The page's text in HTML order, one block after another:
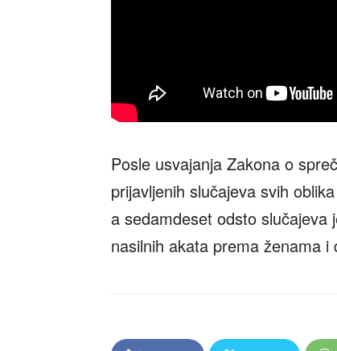
Posle usvajanja Zakona o
prijavljenih slučajeva svih
a sedamdeset odsto
nasilnih akata prema ženama